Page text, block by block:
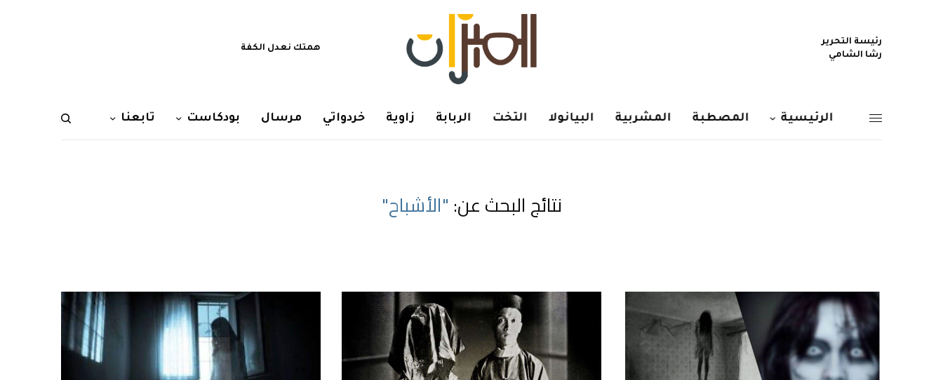
رئيسة التحرير
رشا الشامي
همتك نعدل الكفة
الرئيسية المصطبة المشربية البيانولا التخت الربابة زاوية خردواتي مرسال بودكاست تابعنا
نتائج البحث عن: "الأشباح"